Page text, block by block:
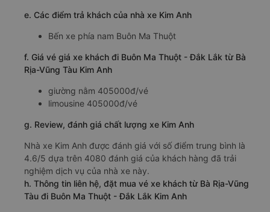
e. Các điểm trả khách của nhà xe Kim Anh
Bến xe phía nam Buôn Ma Thuột
f. Giá vé giá xe khách đi Buôn Ma Thuột - Đắk Lắk từ Bà
Rịa-Vũng Tàu Kim Anh
giường nằm 405000đ/vé
limousine 405000đ/vé
g. Review, đánh giá chất lượng xe Kim Anh
Nhà xe Kim Anh được đánh giá với số điểm trung bình là
4.6/5 dựa trên 4080 đánh giá của khách hàng đã trải
nghiệm dịch vụ của nhà xe này.
h. Thông tin liên hệ, đặt mua vé xe khách từ Bà Rịa-Vũng
Tàu đi Buôn Ma Thuột - Đắk Lắk Kim Anh